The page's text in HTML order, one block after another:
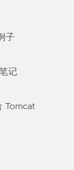
于
子
记
Tomcat